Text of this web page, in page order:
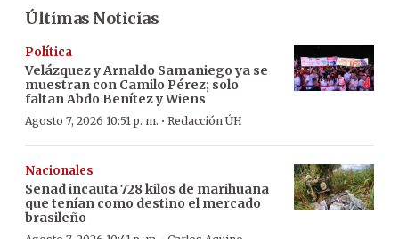
Últimas Noticias
Política
Velázquez y Arnaldo Samaniego ya se
muestran con Camilo Pérez; solo
faltan Abdo Benítez y Wiens
Agosto 7, 2026 10:51 p. m. · Redacción ÚH
Nacionales
Senad incauta 728 kilos de marihuana
que tenían como destino el mercado
brasileño